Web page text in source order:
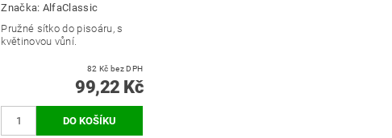
Značka: AlfaClassic
Pružné sítko do pisoáru, s
květinovou vůní.
82 Kč bez DPH
99,22 Kč